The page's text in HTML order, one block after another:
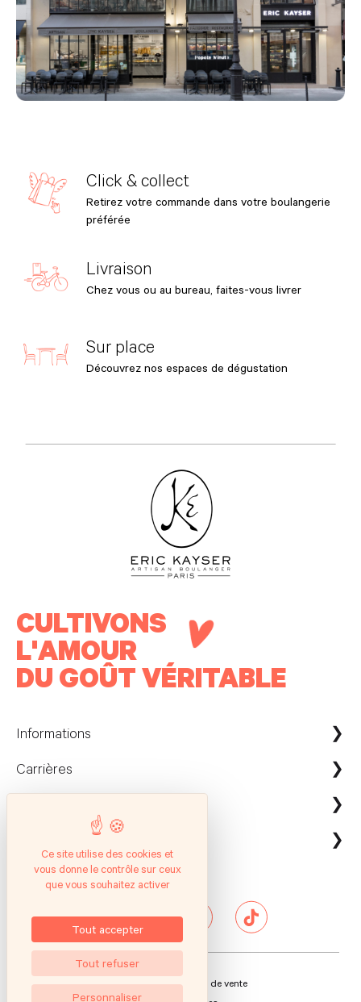
Click & collect
Retirez votre commande dans votre boulangerie
préférée
Livraison
Chez vous ou au bureau, faites-vous livrer
Sur place
Découvrez nos espaces de dégustation
CULTIVONS
L'AMOUR
DU GOÛT VÉRITABLE
Informations
Maison Kayser France
Carrières
Evènement & Réception / Fournisseur
Service client
Professionnels
Entreprises
Suivez nous
Conditions générales de vente
Ce site utilise des cookies et
vous donne le contrôle sur ceux
que vous souhaitez activer
Tout accepter
Tout refuser
Personnaliser